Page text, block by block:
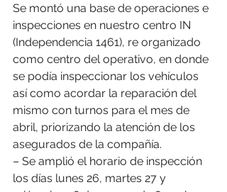
Se montó una base de operaciones e
inspecciones en nuestro centro IN
(Independencia 1461), re organizado
como centro del operativo, en donde
se podía inspeccionar los vehículos
así como acordar la reparación del
mismo con turnos para el mes de
abril, priorizando la atención de los
asegurados de la compañía.
– Se amplió el horario de inspección
los días lunes 26, martes 27 y